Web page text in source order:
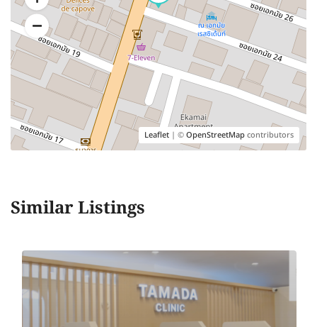
Leaflet | ©OpenStreetMapcontributors
Similar Listings